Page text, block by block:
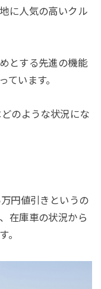
に人気の高いクル
とする先進の機能
ています。
のような状況にな
円値引きというの
在庫車の状況から
。